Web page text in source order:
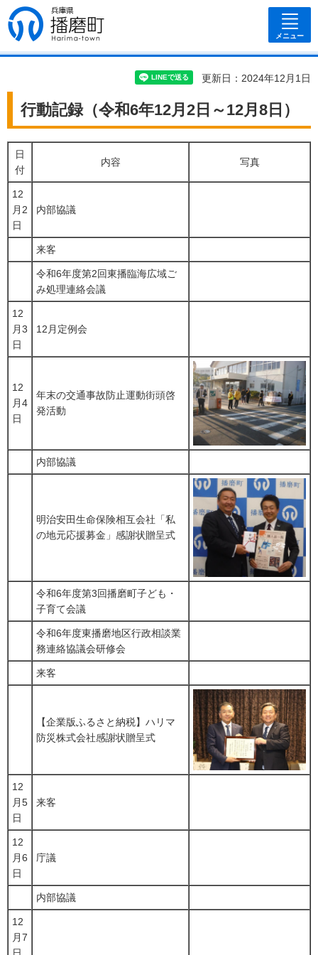
兵庫県 播磨
町
メニュー
更新日：2024年12月1日
行動記録（令和6年12月2日～12月8日）
日
付
内容 写真
12
月2
日
内部協議
来客
令和6年度第2回東播臨海広域ご
み処理連絡会議
12
月3
日
12月定例会
12
月4
日
年末の交通事故防止運動街頭啓
発活動
内部協議
明治安田生命保険相互会社「私
の地元応援募金」感謝状贈呈式
令和6年度第3回播磨町子ども・
子育て会議
令和6年度東播磨地区行政相談業
務連絡協議会研修会
来客
【企業版ふるさと納税】ハリマ
防災株式会社感謝状贈呈式
12
月5
日
来客
12
月6
日
庁議
内部協議
12
月7